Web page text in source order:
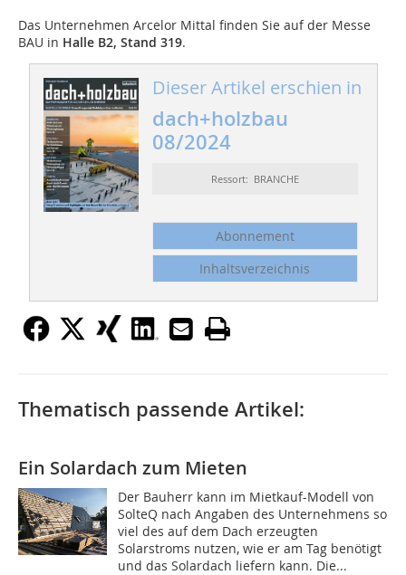
Das Unternehmen Arcelor Mittal finden Sie auf der Messe
BAU in Halle B2, Stand 319.
Dieser Artikel erschien in
dach+holzbau
08/2024
Ressort: BRANCHE
Abonnement
Inhaltsverzeichnis
Thematisch passende Artikel:
Ein Solardach zum Mieten
Der Bauherr kann im Mietkauf-Modell von
SolteQ nach Angaben des Unternehmens so
viel des auf dem Dach erzeugten
Solarstroms nutzen, wie er am Tag benötigt
und das Solardach liefern kann. Die...